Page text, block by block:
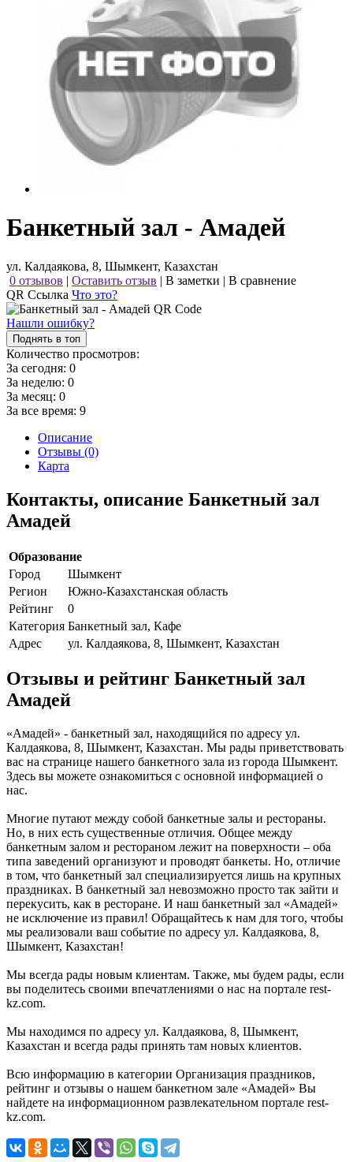
Банкетный зал - Амадей
ул. Калдаякова, 8, Шымкент, Казахстан
0 отзывов | Оставить отзыв | В заметки | В сравнение
QR Ссылка Что это?
Нашли ошибку?
Поднять в топ
Количество просмотров:
За сегодня: 0
За неделю: 0
За месяц: 0
За все время: 9
Описание
Отзывы (0)
Карта
Контакты, описание Банкетный зал
Амадей
Образование
Город
Шымкент
Регион
Южно-Казахстанская область
Рейтинг
0
Категория Банкетный зал, Кафе
Адрес
ул. Калдаякова, 8, Шымкент, Казахстан
Отзывы и рейтинг Банкетный зал
Амадей
«Амадей» - банкетный зал, находящийся по адресу ул.
Калдаякова, 8, Шымкент, Казахстан. Мы рады приветствовать
вас на странице нашего банкетного зала из города Шымкент.
Здесь вы можете ознакомиться с основной информацией о
нас.
Многие путают между собой банкетные залы и рестораны.
Но, в них есть существенные отличия. Общее между
банкетным залом и рестораном лежит на поверхности – оба
типа заведений организуют и проводят банкеты. Но, отличие
в том, что банкетный зал специализируется лишь на крупных
праздниках. В банкетный зал невозможно просто так зайти и
перекусить, как в ресторане. И наш банкетный зал «Амадей»
не исключение из правил! Обращайтесь к нам для того, чтобы
мы реализовали ваш событие по адресу ул. Калдаякова, 8,
Шымкент, Казахстан!
Мы всегда рады новым клиентам. Также, мы будем рады, если
вы поделитесь своими впечатлениями о нас на портале rest-
kz.com.
Мы находимся по адресу ул. Калдаякова, 8, Шымкент,
Казахстан и всегда рады принять там новых клиентов.
Всю информацию в категории Организация праздников,
рейтинг и отзывы о нашем банкетном зале «Амадей» Вы
найдете на информационном развлекательном портале rest-
kz.com.